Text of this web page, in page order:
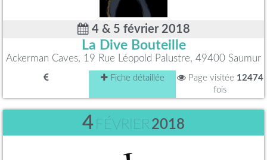
4 & 5 février 2018
La Dive Bouteille
Ackerman Caves, 19 Rue Léopold Palustre, 49400 Saumur
Fiche détaillée Page visitée 12474
fois
4 FÉVRIER2018